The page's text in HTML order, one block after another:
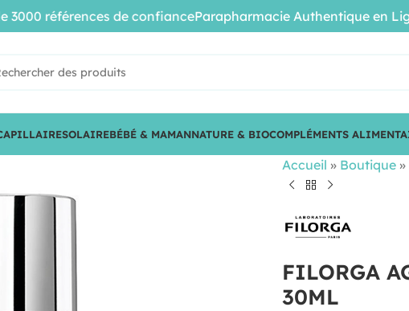
SOLAIREBÉBÉ & MAMANNATURE & BIOCOMPLÉMENTS
Accueil » Boutique»
FILORGA
30ML
références de confianceParapharmacie Authentique en Ligne